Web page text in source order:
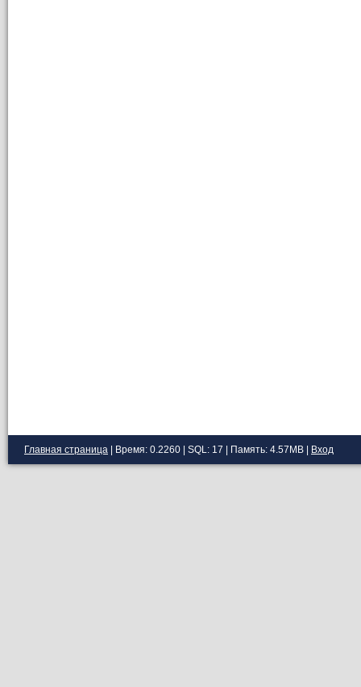
Главная страница | Время: 0.2260 | SQL: 17 | Память: 4.57MB Вход